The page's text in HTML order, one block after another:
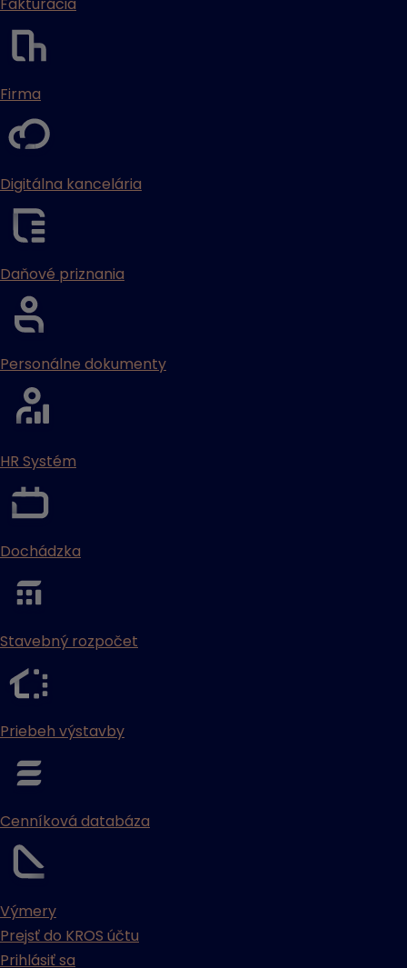
Firma
Digitálna kancelária
Daňové priznania
Personálne dokumenty
HR Systém
Dochádzka
Stavebný rozpočet
Priebeh výstavby
Cenníková databáza
Výmery
Prejsť do KROS účtu
Prihlásiť sa